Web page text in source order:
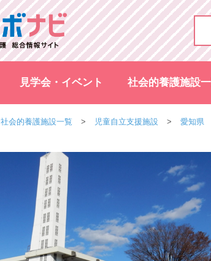
見学会・イベント 社会的養護施設
社会的養護施設一覧 児童自立支援施設 愛知県